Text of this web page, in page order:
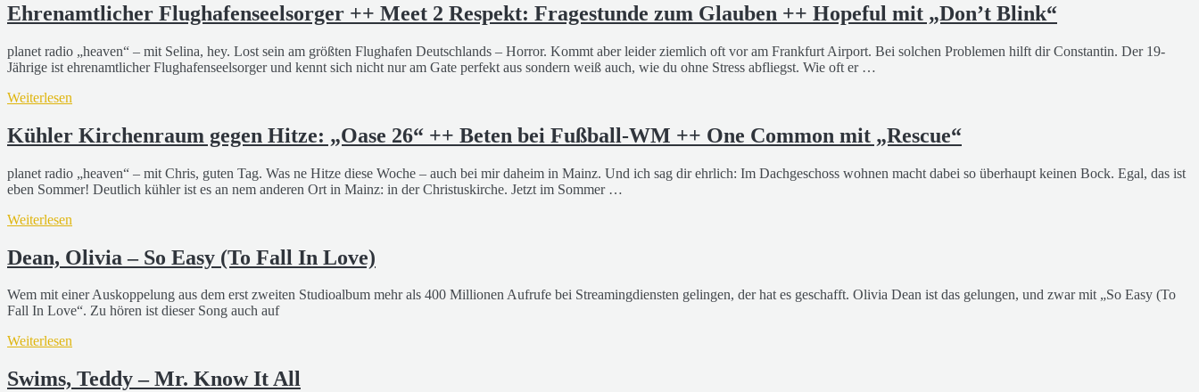
Ehrenamtlicher Flughafenseelsorger ++ Meet 2 Respekt: Fragestunde zum Glauben ++ Hopeful mit „Don’t Blink“
planet radio „heaven“ – mit Selina, hey. Lost sein am größten Flughafen Deutschlands – Horror. Kommt aber leider ziemlich oft vor am Frankfurt Airport. Bei solchen Problemen hilft dir Constantin. Der 19-
Jährige ist ehrenamtlicher Flughafenseelsorger und kennt sich nicht nur am Gate perfekt aus sondern weiß auch, wie du ohne Stress abfliegst. Wie oft er …
Weiterlesen
Kühler Kirchenraum gegen Hitze: „Oase 26“ ++ Beten bei Fußball-WM ++ One Common mit „Rescue“
planet radio „heaven“ – mit Chris, guten Tag. Was ne Hitze diese Woche – auch bei mir daheim in Mainz. Und ich sag dir ehrlich: Im Dachgeschoss wohnen macht dabei so überhaupt keinen Bock. Egal, das ist
eben Sommer! Deutlich kühler ist es an nem anderen Ort in Mainz: in der Christuskirche. Jetzt im Sommer …
Weiterlesen
Dean, Olivia – So Easy (To Fall In Love)
Wem mit einer Auskoppelung aus dem erst zweiten Studioalbum mehr als 400 Millionen Aufrufe bei Streamingdiensten gelingen, der hat es geschafft. Olivia Dean ist das gelungen, und zwar mit „So Easy (To
Fall In Love“. Zu hören ist dieser Song auch auf
Weiterlesen
Swims, Teddy – Mr. Know It All